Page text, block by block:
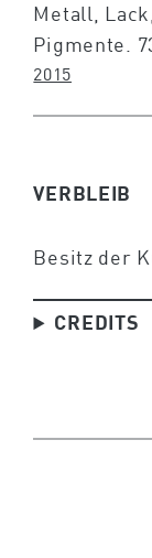
Metall,
Pigmente.
2015
VERBLEIB
Besitz der
CREDITS